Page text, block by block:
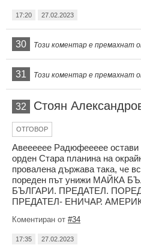
17:20 27.02.2023
30 Този коментар е премахнат
31 Този коментар е премахнат
32 Стоян
ОТГОВОР
Авееееее Радюфеееее
орден Стара планина на
провалена държава така, че
пореден път унижи МАЙКА
БЪЛГАРИ. ПРЕДАТЕЛ.
ПРЕДАТЕЛ- ЕНИЧАР.
Коментиран от #34
17:35 27.02.2023